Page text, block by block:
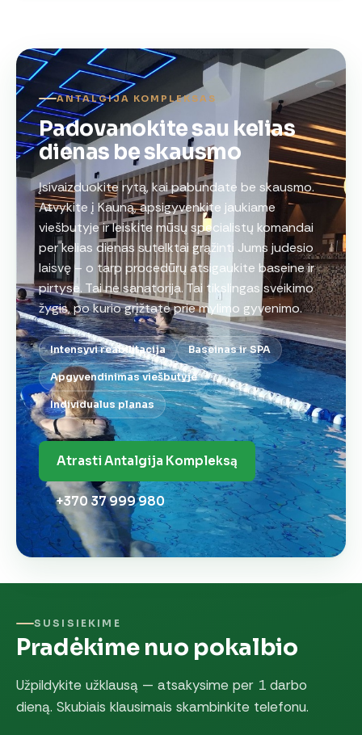
ANTALGIJA KOMPLEKSAS
Padovanokite sau kelias
dienas be skausmo
Įsivaizduokite rytą, kai pabundate be skausmo.
Atvykite į Kauną, apsigyvenkite jaukiame
viešbutyje ir leiskite mūsų specialistų komandai
per kelias dienas sutelktai grąžinti Jums judesio
laisvę – o tarp procedūrų atsigaukite baseine ir
pirtyse. Tai ne sanatorija. Tai tikslingas sveikimo
žygis, po kurio grįžtate prie mylimo gyvenimo.
Intensyvi reabilitacija Baseinas ir SPA
Apgyvendinimas viešbutyje
Individualus planas
Atrasti Antalgija Kompleksą
+370 37 999 980
SUSISIEKIME
Pradėkime nuo pokalbio
Užpildykite užklausą — atsakysime per 1 darbo
dieną. Skubiais klausimais skambinkite telefonu.